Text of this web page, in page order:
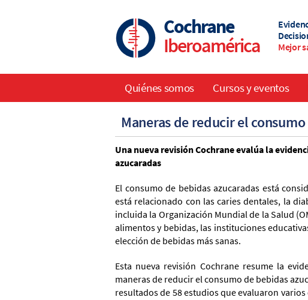
Cochrane
Iberoamérica
Mejor
Maneras de reducir el
Una nueva revisión Cochrane evalúa la
azucaradas
El consumo de bebidas azucaradas está
está relacionado con las caries dentales, la
incluida la Organización Mundial de la Salud
alimentos y bebidas, las instituciones
elección de bebidas más sanas.
Esta nueva revisión Cochrane resume la
maneras de reducir el consumo de bebidas
resultados de 58 estudios que evaluaron
Main
navigation
Quiénes somos Cursos y eventos